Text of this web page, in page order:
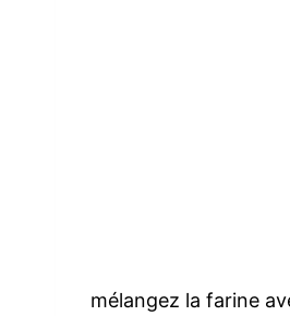
mélangez la farine